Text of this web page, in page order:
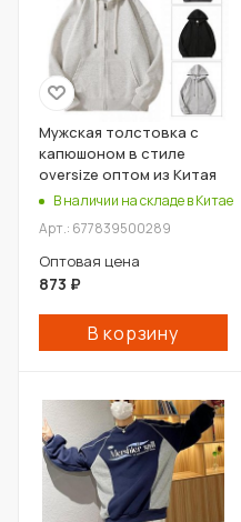
Мужская толстовка с
капюшоном в стиле
oversize оптом из Китая
В наличии на складе в Китае
Арт.: 677839500289
Оптовая цена
873 ₽
В корзину